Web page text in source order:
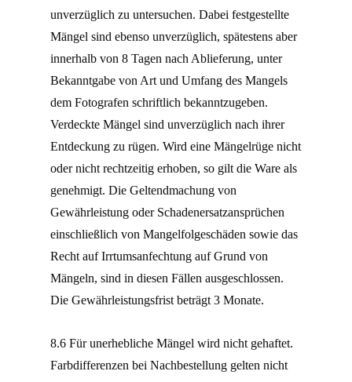
unverzüglich zu untersuchen. Dabei festgestellte
Mängel sind ebenso unverzüglich, spätestens aber
innerhalb von 8 Tagen nach Ablieferung, unter
Bekanntgabe von Art und Umfang des Mangels
dem Fotografen schriftlich bekanntzugeben.
Verdeckte Mängel sind unverzüglich nach ihrer
Entdeckung zu rügen. Wird eine Mängelrüge nicht
oder nicht rechtzeitig erhoben, so gilt die Ware als
genehmigt. Die Geltendmachung von
Gewährleistung oder Schadenersatzansprüchen
einschließlich von Mangelfolgeschäden sowie das
Recht auf Irrtumsanfechtung auf Grund von
Mängeln, sind in diesen Fällen ausgeschlossen.
Die Gewährleistungsfrist beträgt 3 Monate.
8.6 Für unerhebliche Mängel wird nicht gehaftet.
Farbdifferenzen bei Nachbestellung gelten nicht